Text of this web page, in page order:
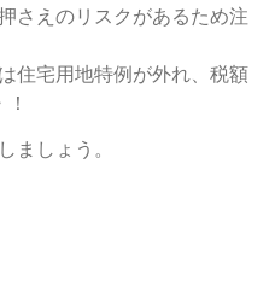
さえのリスクがあるため注
住宅用地特例が外れ、税額
ましょう。